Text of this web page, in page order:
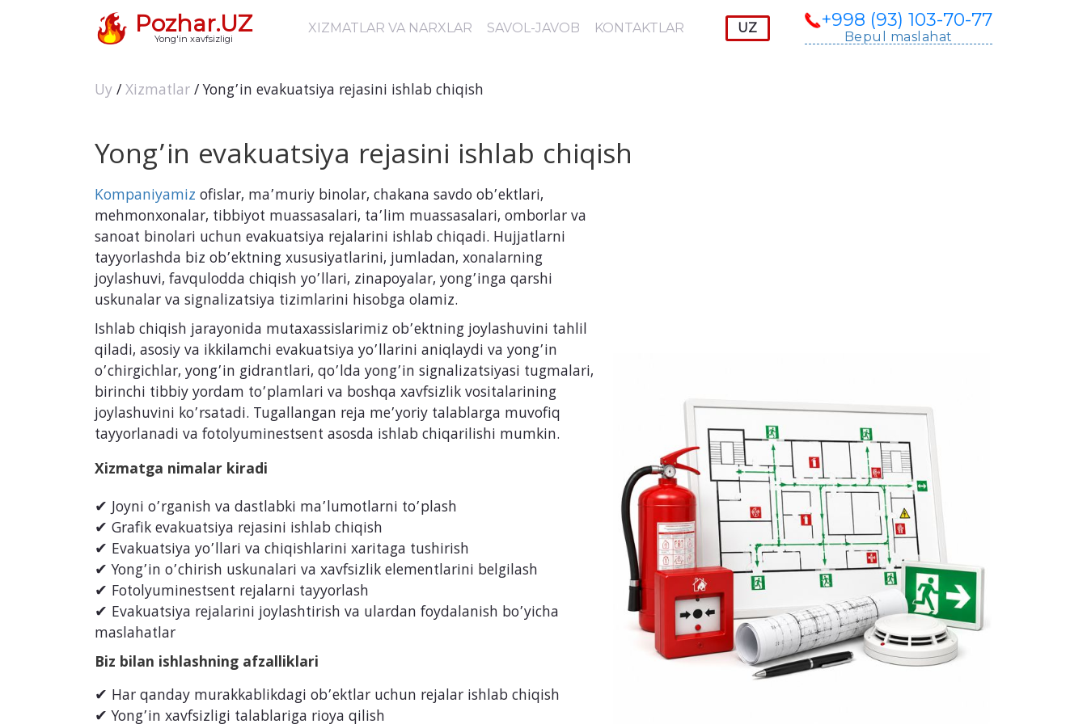
Pozhar.UZ
Yong'in xavfsizligi
XIZMATLAR VA NARXLAR SAVOL-JAVOB KONTAKTLAR +998 (93) 103-70-77
Bepul maslahat
Uy/Xizmatlar/ Yong’in evakuatsiya rejasini ishlab chiqish
Yong’in evakuatsiya rejasini ishlab chiqish
Kompaniyamiz ofislar, ma’muriy binolar, chakana savdo ob’ektlari,
mehmonxonalar, tibbiyot muassasalari, ta’lim muassasalari, omborlar va
sanoat binolari uchun evakuatsiya rejalarini ishlab chiqadi. Hujjatlarni
tayyorlashda biz ob’ektning xususiyatlarini, jumladan, xonalarning
joylashuvi, favqulodda chiqish yo’llari, zinapoyalar, yong’inga qarshi
uskunalar va signalizatsiya tizimlarini hisobga olamiz.
Ishlab chiqish jarayonida mutaxassislarimiz ob’ektning joylashuvini tahlil
qiladi, asosiy va ikkilamchi evakuatsiya yo’llarini aniqlaydi va yong’in
o’chirgichlar, yong’in gidrantlari, qo’lda yong’in signalizatsiyasi tugmalari,
birinchi tibbiy yordam to’plamlari va boshqa xavfsizlik vositalarining
joylashuvini ko’rsatadi. Tugallangan reja me’yoriy talablarga muvofiq
tayyorlanadi va fotolyuminestsent asosda ishlab chiqarilishi mumkin.
Xizmatga nimalar kiradi
✔ Joyni o’rganish va dastlabki ma’lumotlarni to’plash
✔ Grafik evakuatsiya rejasini ishlab chiqish
✔ Evakuatsiya yo’llari va chiqishlarini xaritaga tushirish
✔ Yong’in o’chirish uskunalari va xavfsizlik elementlarini belgilash
✔ Fotolyuminestsent rejalarni tayyorlash
✔ Evakuatsiya rejalarini joylashtirish va ulardan foydalanish bo’yicha
maslahatlar
Biz bilan ishlashning afzalliklari
✔ Har qanday murakkablikdagi ob’ektlar uchun rejalar ishlab chiqish
✔ Yong’in xavfsizligi talablariga rioya qilish